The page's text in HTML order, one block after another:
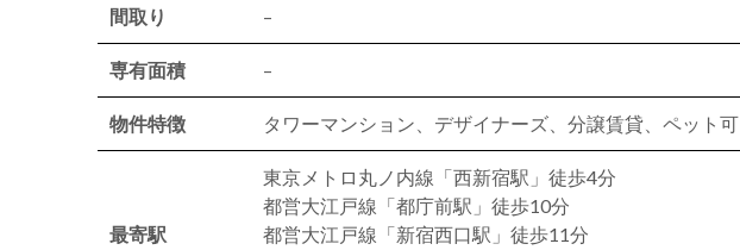
間取り –
専有面積 –
物件特徴 タワーマンション、デザイナーズ、分譲賃貸、ペット可
最寄駅
東京メトロ丸ノ内線「西新宿駅」徒歩4分
都営大江戸線「都庁前駅」徒歩10分
都営大江戸線「新宿西口駅」徒歩11分